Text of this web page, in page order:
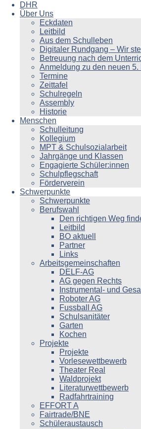
DHR
Über Uns
Eckdaten
Leitbild
Aus dem Schulleben
Digitaler Rundgang – Wir
Betreuung nach dem
Anmeldung zu den neuen 5.
Termine
Zeittafel
Schulregeln
Assembly
Historie
Menschen
Schulleitung
Kollegium
MPT & Schulsozialarbeit
Jahrgänge und Klassen
Engagierte Schüler:innen
Schulpflegschaft
Förderverein
Schwerpunkte
Schwerpunkte
Berufswahl
Den richtigen Weg
Leitbild
BO aktuell
Partner
Links
Arbeitsgemeinschaften
DELF-AG
AG gegen Rechts
Instrumental- und
Roboter AG
Fussball AG
Schulsanitäter
Garten
Kochen
Projekte
Projekte
Vorlesewettbewerb
Theater Real
Waldprojekt
Literaturwettbewerb
Radfahrtraining
EFFORT A
Fairtrade/BNE
Schüleraustausch